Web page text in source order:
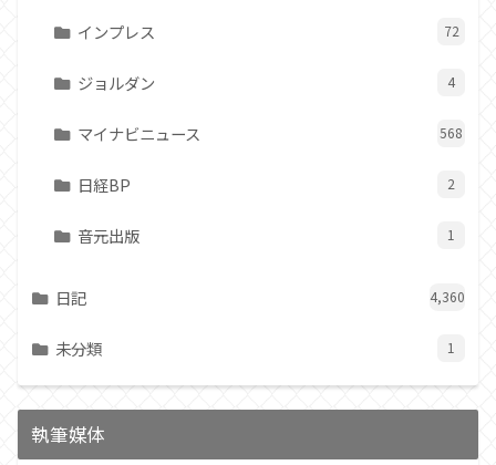
インプレス 72
ジョルダン 4
マイナビニュース 568
日経BP 2
音元出版 1
日記 4,360
未分類 1
執筆媒体